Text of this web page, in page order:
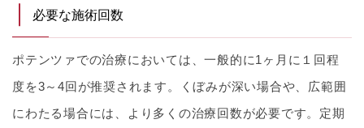
必要な施術回数
ポテンツァでの治療においては、一般的に1ヶ月に１回程
度を3～4回が推奨されます。くぼみが深い場合や、広範囲
にわたる場合には、より多くの治療回数が必要です。定期